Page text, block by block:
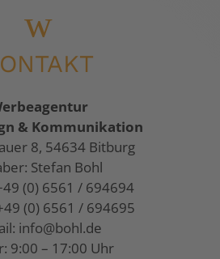
w
& Kommunikation
8, 54634 Bitburg
Stefan Bohl
(0) 6561 / 694694
(0) 6561 / 694695
info@bohl.de
9:00 – 17:00 Uhr